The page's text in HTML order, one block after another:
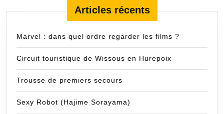
Articles récents
Marvel : dans quel ordre regarder les films ?
Circuit touristique de Wissous en Hurepoix
Trousse de premiers secours
Sexy Robot (Hajime Sorayama)